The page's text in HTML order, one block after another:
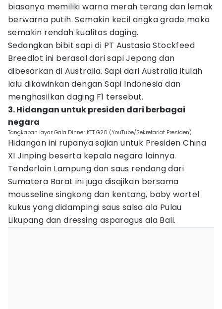
biasanya memiliki warna merah terang dan lemak
berwarna putih. Semakin kecil angka grade maka
semakin rendah kualitas daging.
Sedangkan bibit sapi di PT Austasia Stockfeed
Breedlot ini berasal dari sapi Jepang dan
dibesarkan di Australia. Sapi dari Australia itulah
lalu dikawinkan dengan Sapi Indonesia dan
menghasilkan daging F1 tersebut.
3. Hidangan untuk presiden dari berbagai
negara
Tangkapan layar Gala Dinner KTT G20 (YouTube/Sekretariat Presiden)
Hidangan ini rupanya sajian untuk Presiden China
XI Jinping beserta kepala negara lainnya.
Tenderloin Lampung dan saus rendang dari
Sumatera Barat ini juga disajikan bersama
mousseline singkong dan kentang, baby wortel
kukus yang didampingi saus salsa ala Pulau
Likupang dan dressing asparagus ala Bali.